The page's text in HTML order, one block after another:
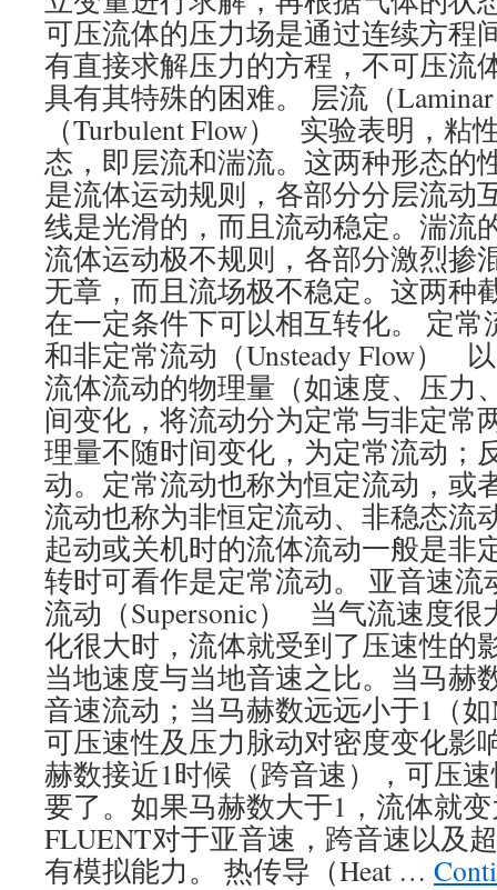
可压流体的压力场是通过连续方程
有直接求解压力的方程，不可压流
具有其特殊的困难。 层流（
（Turbulent Flow） 实验表明，粘
态，即层流和湍流。这两种形态的
是流体运动规则，各部分分层流动
线是光滑的，而且流动稳定。湍流
流体运动极不规则，各部分激烈掺
无章，而且流场极不稳定。这两种
在一定条件下可以相互转化。 定常
和非定常流动（Unsteady Flow）
流体流动的物理量（如速度、压力
间变化，将流动分为定常与非定常
理量不随时间变化，为定常流动；
动。定常流动也称为恒定流动，或
流动也称为非恒定流动、非稳态流
起动或关机时的流体流动一般是非
转时可看作是定常流动。 亚音速流
流动（Supersonic） 当气流速度很
化很大时，流体就受到了压速性的
当地速度与当地音速之比。当马赫
音速流动；当马赫数远远小于1（
可压速性及压力脉动对密度变化影
赫数接近1时候（跨音速），可压
要了。如果马赫数大于1，流体就
FLUENT对于亚音速，跨音速以及
有模拟能力。 热传导（Heat …